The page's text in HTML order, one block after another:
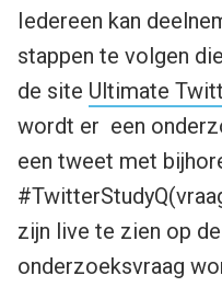
Iedereen kan
stappen te volgen
de site Ultimate
wordt er een
een tweet met
zijn live te zien op de
onderzoeksvraag